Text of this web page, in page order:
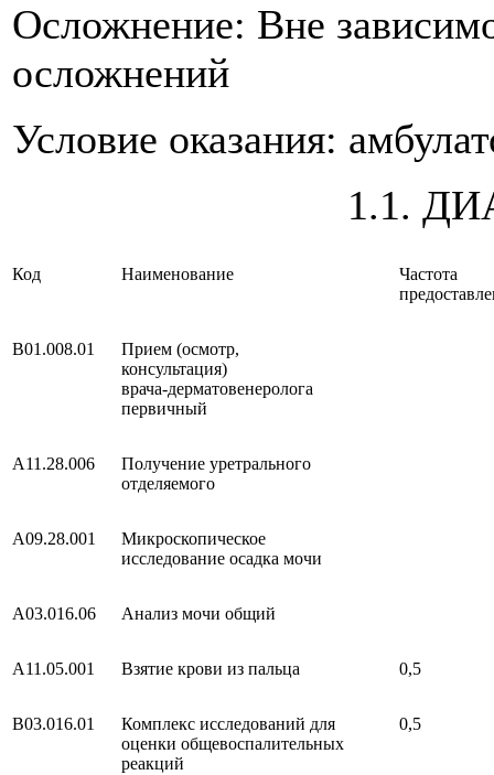
Осложнение: Вне
осложнений
Условие оказания:
1.1.
Код Наименование
Частота
B01.008.01
Прием (осмотр,
консультация)
врача-дерматовенеролога
первичный
A11.28.006
Получение уретрального
отделяемого
A09.28.001
Микроскопическое
исследование осадка мочи
A03.016.06 Анализ мочи общий
A11.05.001 Взятие крови из пальца 0,5
B03.016.01
Комплекс исследований для
оценки общевоспалительных
реакций
0,5